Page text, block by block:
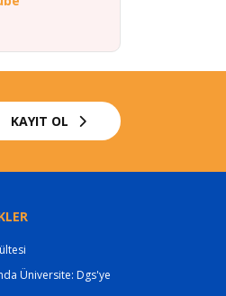
KAYIT OL
Üniversite: Dgs'ye